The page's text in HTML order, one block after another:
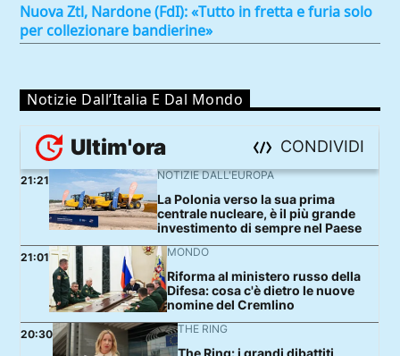
Nuova Ztl, Nardone (FdI): «Tutto in fretta e furia solo
per collezionare bandierine»
Notizie Dall’Italia E Dal Mondo